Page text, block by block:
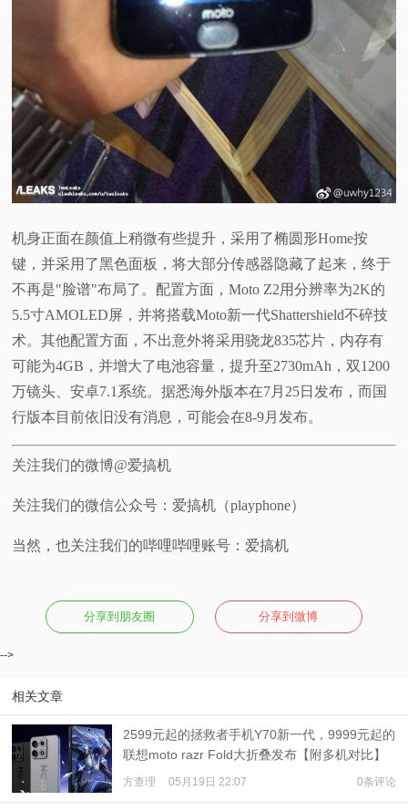
机身正面在颜值上稍微有些提升，采用了椭圆形Home按
键，并采用了黑色面板，将大部分传感器隐藏了起来，终于
不再是"脸谱"布局了。配置方面，Moto Z2用分辨率为2K的
5.5寸AMOLED屏，并将搭载Moto新一代Shattershield不碎技
术。其他配置方面，不出意外将采用骁龙835芯片，内存有
可能为4GB，并增大了电池容量，提升至2730mAh，双1200
万镜头、安卓7.1系统。据悉海外版本在7月25日发布，而国
行版本目前依旧没有消息，可能会在8-9月发布。
关注我们的微博@爱搞机
关注我们的微信公众号：爱搞机（playphone）
当然，也关注我们的哔哩哔哩账号：爱搞机
分享到朋友圈 分享到微博
-->
相关文章
2599元起的拯救者手机Y70新一代，9999元起的
联想moto razr Fold大折叠发布【附多机对比】
方查理 05月19日 22:07 0条评论